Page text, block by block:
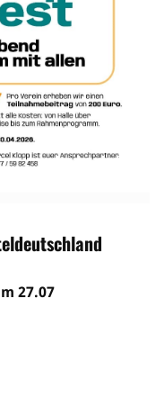
27.07